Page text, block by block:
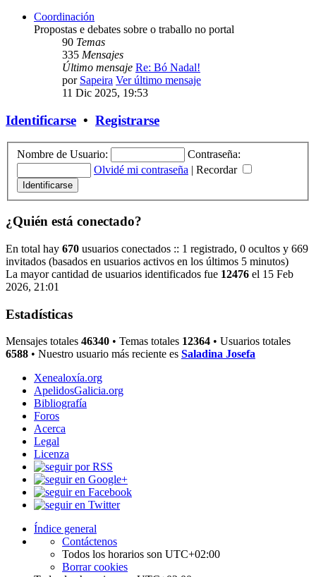
Coordinación
Propostas e debates sobre o traballo no portal
90 Temas
335 Mensajes
Último mensaje Re: Bó Nadal!
por Sapeira Ver último mensaje
11 Dic 2025, 19:53
Identificarse • Registrarse
Nombre de Usuario:
Contraseña:
Olvidé mi contraseña | Recordar
¿Quién está conectado?
En total hay 670 usuarios conectados :: 1 registrado, 0 ocultos y 669
invitados (basados en usuarios activos en los últimos 5 minutos)
La mayor cantidad de usuarios identificados fue 12476 el 15 Feb
2026, 21:01
Estadísticas
Mensajes totales 46340 • Temas totales 12364 • Usuarios totales
6588 • Nuestro usuario más reciente es Saladina Josefa
Xenealoxía.org
ApelidosGalicia.org
Bibliografía
Foros
Acerca
Legal
Licenza
Índice general
Contáctenos
Todos los horarios son UTC+02:00
Borrar cookies